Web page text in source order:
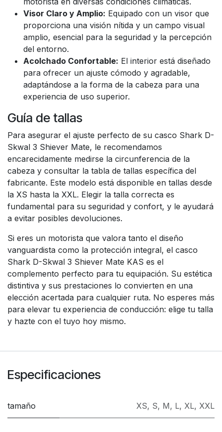
Visor Claro y Amplio: Equipado con un visor que
proporciona una visión nítida y un campo visual
amplio, esencial para la seguridad y la percepción
del entorno.
Acolchado Confortable: El interior está diseñado
para ofrecer un ajuste cómodo y agradable,
adaptándose a la forma de la cabeza para una
experiencia de uso superior.
Guía de tallas
Para asegurar el ajuste perfecto de su casco Shark D-
Skwal 3 Shiever Mate, le recomendamos
encarecidamente medirse la circunferencia de la
cabeza y consultar la tabla de tallas específica del
fabricante. Este modelo está disponible en tallas desde
la XS hasta la XXL. Elegir la talla correcta es
fundamental para su seguridad y confort, y le ayudará
a evitar posibles devoluciones.
Si eres un motorista que valora tanto el diseño
vanguardista como la protección integral, el casco
Shark D-Skwal 3 Shiever Mate KAS es el
complemento perfecto para tu equipación. Su estética
distintiva y sus prestaciones lo convierten en una
elección acertada para cualquier ruta. No esperes más
para elevar tu experiencia de conducción: elige tu talla
y hazte con el tuyo hoy mismo.
Especificaciones
tamaño XS, S, M, L, XL, XXL